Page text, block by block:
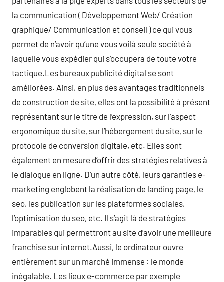
la communication ( Développement Web/ Création
graphique/ Communication et conseil ) ce qui vous
permet de n’avoir qu’une vous voilà seule société à
laquelle vous expédier qui s’occupera de toute votre
tactique.Les bureaux publicité digital se sont
améliorées. Ainsi, en plus des avantages traditionnels
de construction de site, elles ont la possibilité à présent
représentant sur le titre de l’expression, sur l’aspect
ergonomique du site, sur l’hébergement du site, sur le
protocole de conversion digitale, etc. Elles sont
également en mesure d’offrir des stratégies relatives à
le dialogue en ligne. D’un autre côté, leurs garanties e-
marketing englobent la réalisation de landing page, le
seo, les publication sur les plateformes sociales,
l’optimisation du seo, etc. Il s’agit là de stratégies
imparables qui permettront au site d’avoir une meilleure
franchise sur internet.Aussi, le ordinateur ouvre
entièrement sur un marché immense : le monde
inégalable. Les lieux e-commerce par exemple